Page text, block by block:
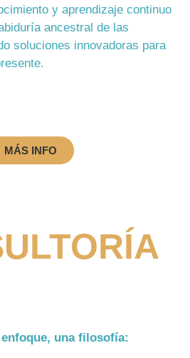
y aprendizaje continuo
ancestral de las
soluciones innovadoras para
MÁS INFO
enfoque, una filosofía: